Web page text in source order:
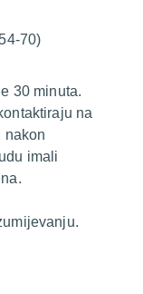
70)
30 minuta.
na
nakon
imali